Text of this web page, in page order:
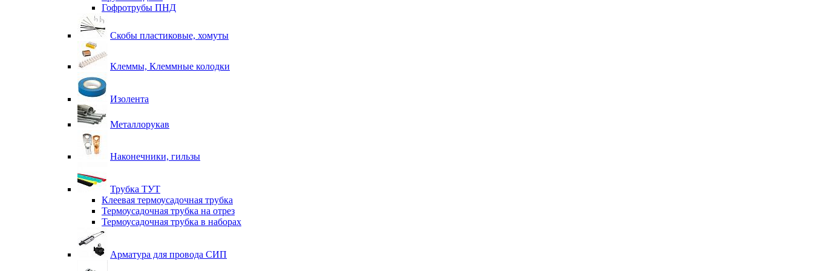
Гофротрубы ПНД
Скобы пластиковые, хомуты
Клеммы, Клеммные колодки
Изолента
Металлорукав
Наконечники, гильзы
Трубка ТУТ
Клеевая термоусадочная трубка
Термоусадочная трубка на отрез
Термоусадочная трубка в наборах
Арматура для провода СИП